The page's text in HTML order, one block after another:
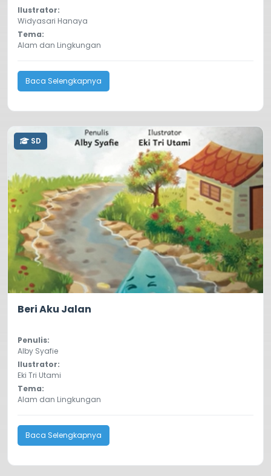
Ilustrator:
Widyasari Hanaya
Tema:
Alam dan Lingkungan
Baca Selengkapnya
SD
Beri Aku Jalan
Penulis:
Alby Syafie
Ilustrator:
Eki Tri Utami
Tema:
Alam dan Lingkungan
Baca Selengkapnya